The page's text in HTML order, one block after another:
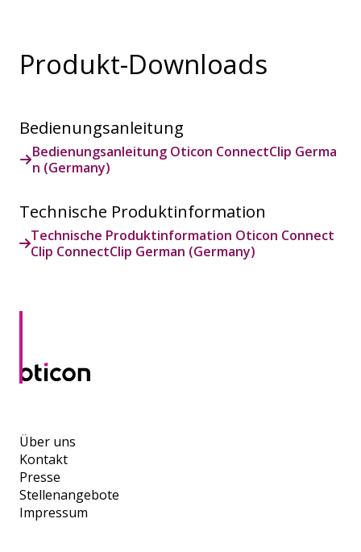
Produkt-Downloads
Bedienungsanleitung
Bedienungsanleitung Oticon ConnectClip Germa
n (Germany)
Technische Produktinformation
Technische Produktinformation Oticon Connect
Clip ConnectClip German (Germany)
Über uns
Kontakt
Presse
Stellenangebote
Impressum